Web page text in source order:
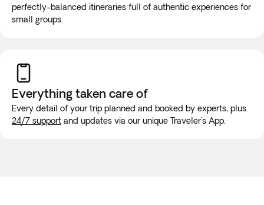
perfectly-balanced itineraries full of authentic experiences for
small groups.
Everything taken care of
Every detail of your trip planned and booked by experts, plus
24/7 support and updates via our unique Traveler's App.